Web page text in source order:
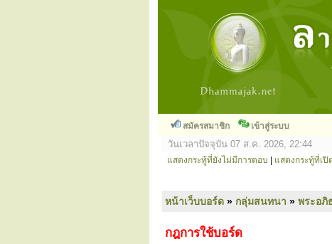
สมัครสมาชิก เข้าสู่ระบบ
วันเวลาปัจจุบัน 07 ส.ค. 2026, 22:44
แสดงกระทู้ที่ยังไม่มีการตอบ แสดงกระทู้ที่เปิ
หน้าเว็บบอร์ด » กลุ่มสนทนา » พระอภิ
กฎการใช้บอร์ด